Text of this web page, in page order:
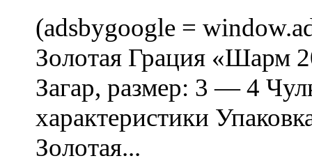
(adsbygoogle =
Золотая Грация «Шарм
Загар, размер: 3 — 4
характеристики
Золотая...